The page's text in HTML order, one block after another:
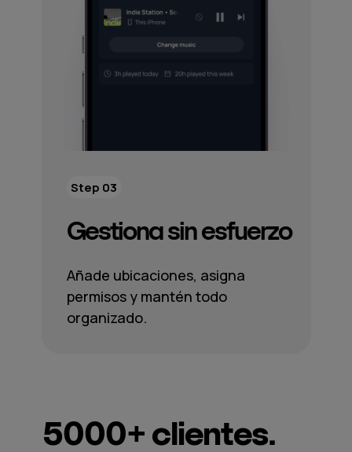
Gestiona sin esfuerzo
Añade ubicaciones, asigna
permisos y mantén todo
organizado.
Step 03
5000+ clientes.